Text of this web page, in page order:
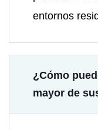
entornos
¿Cómo
mayor de